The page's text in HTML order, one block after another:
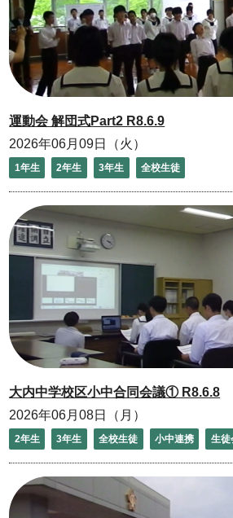
運動会 解団式Part2 R8.6.9
2026年06月09日（火）
1年生 2年生 3年生 全校生徒
大内中学校区小中合同会議① R8.6.8
2026年06月08日（月）
2年生 3年生 全校生徒 小中連携 生徒